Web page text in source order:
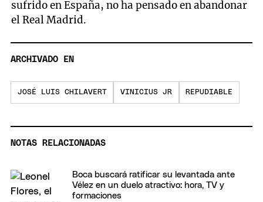
sufrido en España, no ha pensado en abandonar
el Real Madrid.
ARCHIVADO EN
JOSÉ LUIS CHILAVERT VINICIUS JR REPUDIABLE
NOTAS RELACIONADAS
Boca buscará ratificar su levantada ante
Vélez en un duelo atractivo: hora, TV y
formaciones